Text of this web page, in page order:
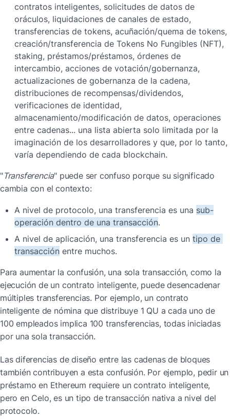
contratos inteligentes, solicitudes de datos de
oráculos, liquidaciones de canales de estado,
transferencias de tokens, acuñación/quema de tokens,
creación/transferencia de Tokens No Fungibles (NFT),
staking, préstamos/préstamos, órdenes de
intercambio, acciones de votación/gobernanza,
actualizaciones de gobernanza de la cadena,
distribuciones de recompensas/dividendos,
verificaciones de identidad,
almacenamiento/modificación de datos, operaciones
entre cadenas... una lista abierta solo limitada por la
imaginación de los desarrolladores y que, por lo tanto,
varía dependiendo de cada blockchain.
"Transferencia" puede ser confuso porque su significado
cambia con el contexto:
A nivel de protocolo, una transferencia es una sub-
operación dentro de una transacción.
A nivel de aplicación, una transferencia es un tipo de
transacción entre muchos.
Para aumentar la confusión, una sola transacción, como la
ejecución de un contrato inteligente, puede desencadenar
múltiples transferencias. Por ejemplo, un contrato
inteligente de nómina que distribuye 1 QU a cada uno de
100 empleados implica 100 transferencias, todas iniciadas
por una sola transacción.
Las diferencias de diseño entre las cadenas de bloques
también contribuyen a esta confusión. Por ejemplo, pedir un
préstamo en Ethereum requiere un contrato inteligente,
pero en Celo, es un tipo de transacción nativa a nivel del
protocolo.